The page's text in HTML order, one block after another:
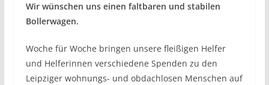
Wir wünschen uns einen faltbaren und stabilen
Bollerwagen.
Woche für Woche bringen unsere fleißigen Helfer
und Helferinnen verschiedene Spenden zu den
Leipziger wohnungs- und obdachlosen Menschen auf